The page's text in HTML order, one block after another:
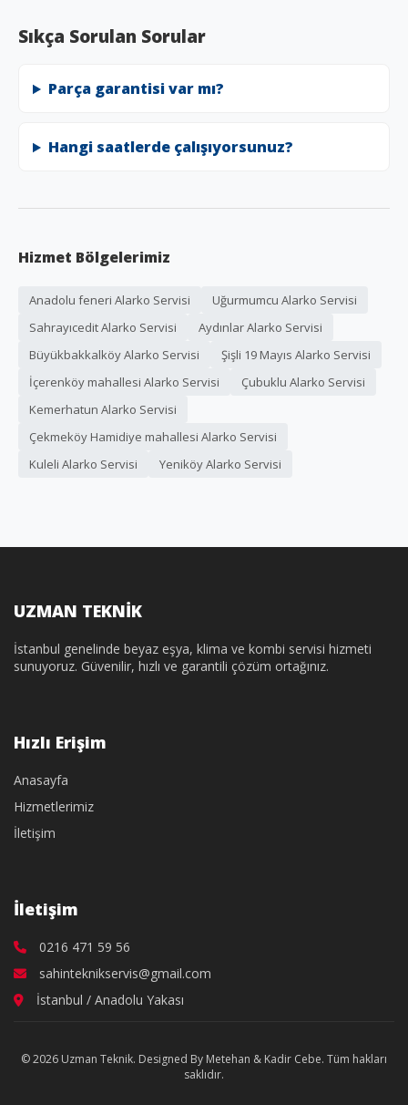
Sıkça Sorulan Sorular
Parça garantisi var mı?
Hangi saatlerde çalışıyorsunuz?
Hizmet Bölgelerimiz
Anadolu feneri Alarko Servisi
Uğurmumcu Alarko Servisi
Sahrayıcedit Alarko Servisi
Aydınlar Alarko Servisi
Büyükbakkalköy Alarko Servisi
Şişli 19 Mayıs Alarko Servisi
İçerenköy mahallesi Alarko Servisi
Çubuklu Alarko Servisi
Kemerhatun Alarko Servisi
Çekmeköy Hamidiye mahallesi Alarko Servisi
Kuleli Alarko Servisi
Yeniköy Alarko Servisi
UZMAN TEKNİK
İstanbul genelinde beyaz eşya, klima ve kombi servisi hizmeti
sunuyoruz. Güvenilir, hızlı ve garantili çözüm ortağınız.
Hızlı Erişim
Anasayfa
Hizmetlerimiz
İletişim
İletişim
0216 471 59 56
sahinteknikservis@gmail.com
İstanbul / Anadolu Yakası
© 2026 Uzman Teknik. Designed By Metehan & Kadir Cebe. Tüm hakları
saklıdır.